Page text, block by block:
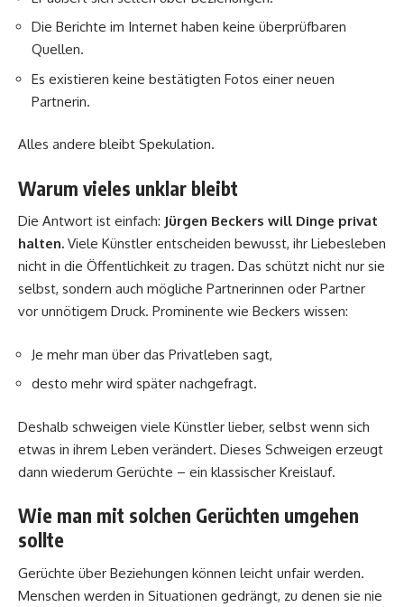
Die Berichte im Internet haben keine überprüfbaren
Quellen.
Es existieren keine bestätigten Fotos einer neuen
Partnerin.
Alles andere bleibt Spekulation.
Warum vieles unklar bleibt
Die Antwort ist einfach: Jürgen Beckers will Dinge privat
halten. Viele Künstler entscheiden bewusst, ihr Liebesleben
nicht in die Öffentlichkeit zu tragen. Das schützt nicht nur sie
selbst, sondern auch mögliche Partnerinnen oder Partner
vor unnötigem Druck. Prominente wie Beckers wissen:
Je mehr man über das Privatleben sagt,
desto mehr wird später nachgefragt.
Deshalb schweigen viele Künstler lieber, selbst wenn sich
etwas in ihrem Leben verändert. Dieses Schweigen erzeugt
dann wiederum Gerüchte – ein klassischer Kreislauf.
Wie man mit solchen Gerüchten umgehen
sollte
Gerüchte über Beziehungen können leicht unfair werden.
Menschen werden in Situationen gedrängt, zu denen sie nie